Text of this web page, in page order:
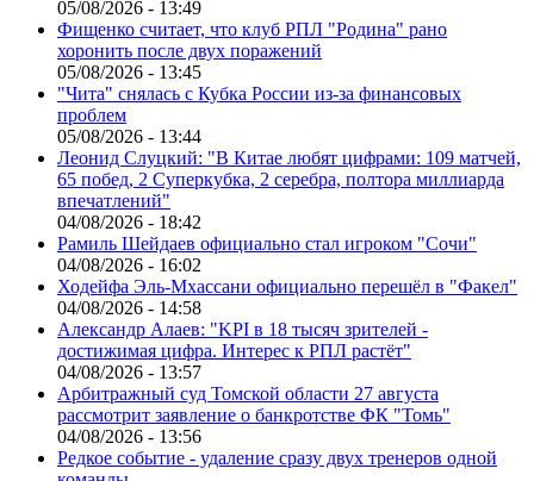
05/08/2026 - 13:49
Фищенко считает, что клуб РПЛ "Родина" рано
хоронить после двух поражений
05/08/2026 - 13:45
"Чита" снялась с Кубка России из-за финансовых
проблем
05/08/2026 - 13:44
Леонид Слуцкий: "В Китае любят цифрами: 109 матчей,
65 побед, 2 Суперкубка, 2 серебра, полтора миллиарда
впечатлений"
04/08/2026 - 18:42
Рамиль Шейдаев официально стал игроком "Сочи"
04/08/2026 - 16:02
Ходейфа Эль-Мхассани официально перешёл в "Факел"
04/08/2026 - 14:58
Александр Алаев: "KPI в 18 тысяч зрителей -
достижимая цифра. Интерес к РПЛ растёт"
04/08/2026 - 13:57
Арбитражный суд Томской области 27 августа
рассмотрит заявление о банкротстве ФК "Томь"
04/08/2026 - 13:56
Редкое событие - удаление сразу двух тренеров одной